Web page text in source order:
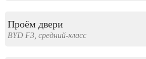
Проём двери
BYD F3, средний-класс